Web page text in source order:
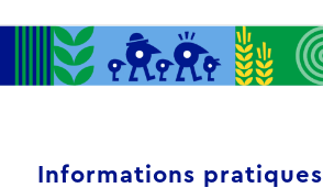
Informations pratiques